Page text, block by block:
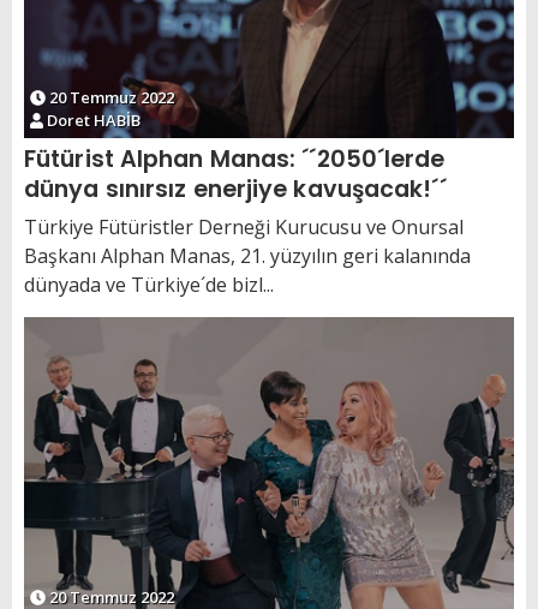
20 Temmuz 2022
Doret HABİB
Fütürist Alphan Manas: ´´2050´lerde
dünya sınırsız enerjiye kavuşacak!´´
Türkiye Fütüristler Derneği Kurucusu ve Onursal
Başkanı Alphan Manas, 21. yüzyılın geri kalanında
dünyada ve Türkiye´de bizl...
20 Temmuz 2022